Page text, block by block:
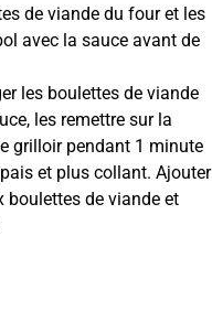
de viande du four et les
avec la sauce avant de
les boulettes de viande
les remettre sur la
grilloir pendant 1 minute
et plus collant. Ajouter
boulettes de viande et